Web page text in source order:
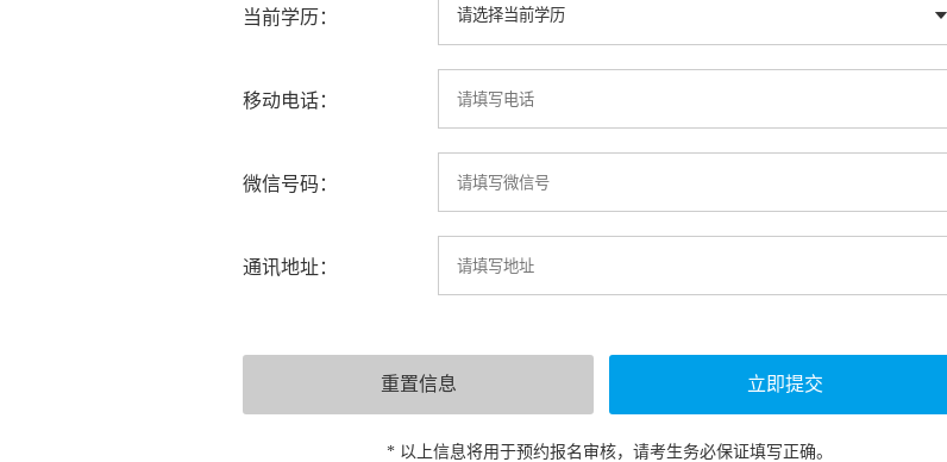
当前学历：
移动电话：
微信号码：
通讯地址：
* 以上信息将用于预约报名审核，请考生务必保证填写正确。